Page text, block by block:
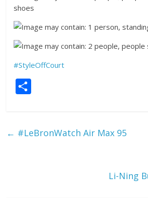
#StyleOffCourt
e
← #LeBronWatch Air Max 95
Li-Ning